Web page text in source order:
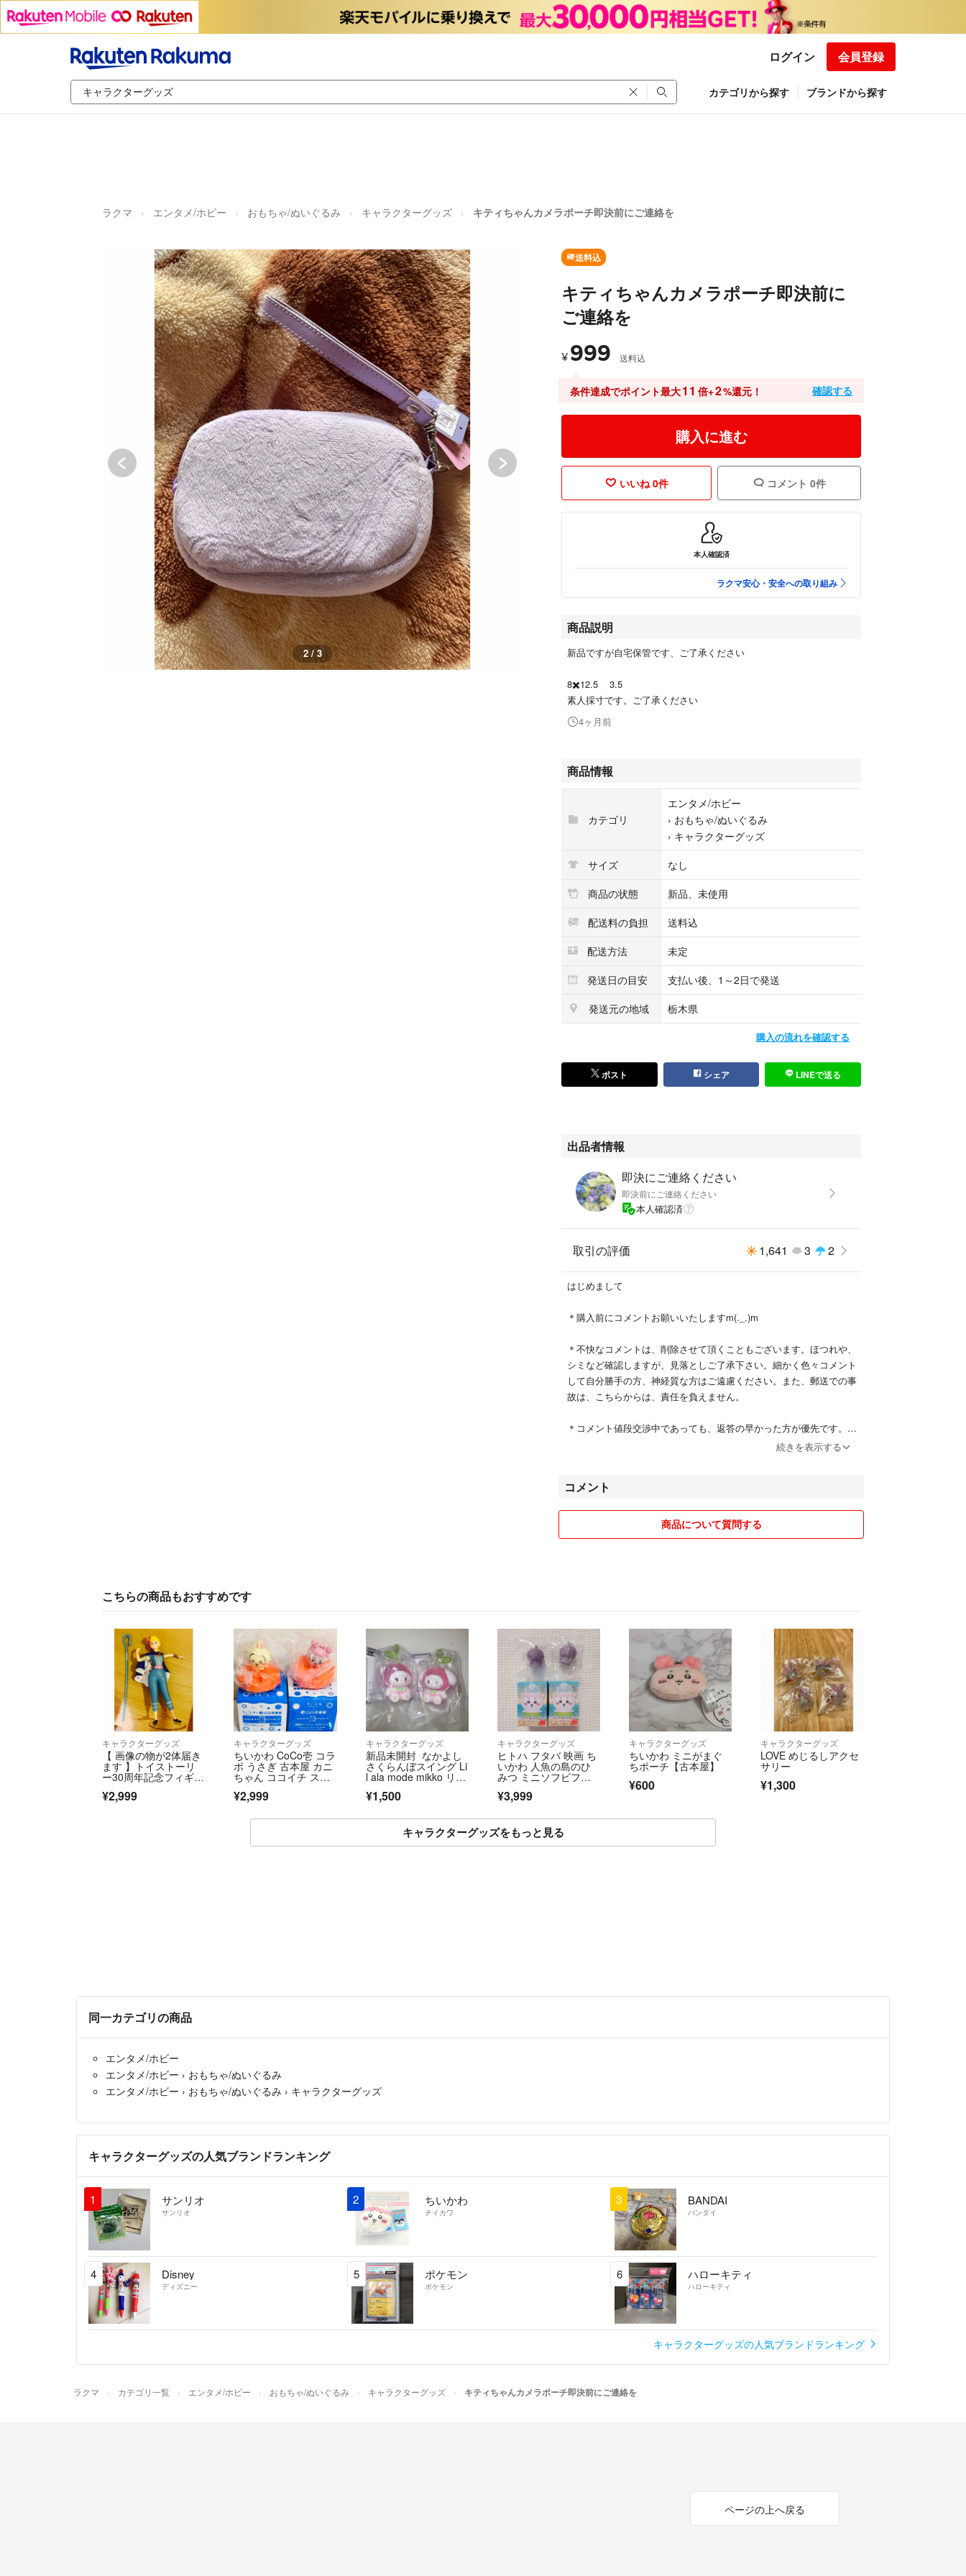
ログイン 会員登録
カテゴリから探す ブランドから探す
ラクマ エンタメ/ホビー おもちゃ/ぬいぐるみ キャラクターグッズ キティちゃんカメラポーチ即決前にご連絡を
3 / 3
送料込
キティちゃんカメラポーチ即決前に
ご連絡を
¥ 999 送料込
条件達成でポイント最大11 倍+2%還元！ 確認する
購入に進む
いいね 0件 コメント 0件
本人確認済
ラクマ安心・安全への取り組み
商品説明
新品ですが自宅保管です、ご了承ください
8✖️12.5 3.5
素人採寸です。ご了承ください
4ヶ月前
商品情報
カテゴリ
エンタメ/ホビー
› おもちゃ/ぬいぐるみ
› キャラクターグッズ
サイズ
なし
商品の状態
新品、未使用
配送料の負担
送料込
配送方法
未定
発送日の目安
支払い後、1～2日で発送
発送元の地域
栃木県
購入の流れを確認する
ポスト シェア LINEで送る
出品者情報
即決にご連絡ください
即決前にご連絡ください
本人確認済
取引の評価 1,641 3 2
はじめまして
＊購入前にコメントお願いいたしますm(._.)m
＊不快なコメントは、削除させて頂くこともございます。ほつれや、
シミなど確認しますが、見落としご了承下さい。細かく色々コメント
して自分勝手の方、神経質な方はご遠慮ください。また、郵送での事
故は、こちらからは、責任を負えません。
＊コメント値段交渉中であっても、返答の早かった方が優先です。取
よろしくお願い致します^_^
続きを表示する
コメント
商品について質問する
こちらの商品もおすすめです
キャラクターグッズ
【 画像の物が2体届き
ます 】トイストーリ
ー30周年記念フィギュ
¥2,999
キャラクターグッズ
ちいかわ CoCo壱 コラ
ボ うさぎ 古本屋 カニ
ちゃん ココイチ スプ
¥2,999
キャラクターグッズ
新品未開封 なかよし
さくらんぼスイング Li
l ala mode mikko リル
ャミー ガチャ
¥1,500
キャラクターグッズ
ヒトハ フタバ 映画 ち
いかわ 人魚の島のひ
みつ ミニソフビフィ
¥3,999
キャラクターグッズ
ちいかわ ミニがまぐ
ちポーチ【古本屋】
¥600
キャラクターグッズ
LOVE めじるしアクセ
サリー
¥1,300
キャラクターグッズをもっと見る
同一カテゴリの商品
エンタメ/ホビー
エンタメ/ホビー › おもちゃ/ぬいぐるみ
エンタメ/ホビー › おもちゃ/ぬいぐるみ › キャラクターグッズ
キャラクターグッズの人気ブランドランキング
1 サンリオ
サンリオ
2 ちいかわ
チイカワ
3 BANDAI
バンダイ
4 Disney
ディズニー
5 ポケモン
ポケモン
6 ハローキティ
ハローキティ
キャラクターグッズの人気ブランドランキング
ラクマ カテゴリ一覧 エンタメ/ホビー おもちゃ/ぬいぐるみ キャラクターグッズ キティちゃんカメラポーチ即決前にご連絡を
ページの上へ戻る